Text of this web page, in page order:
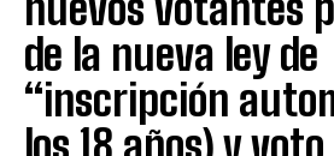
de la nueva ley de
“inscripción